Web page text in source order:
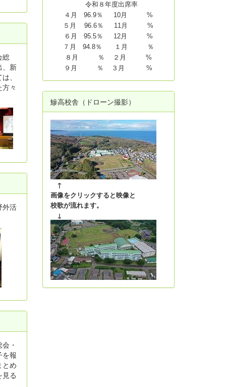
総
、新
、
々
外活
・
を報
とめ
る
令和８年度出席率
４月 96.9％ 10月 %
５月 96.6％ 11月 %
６月 95.5％ 12月 %
７月 94.8％ １月 ％
８月 ％ ２月 %
９月 ％ ３月 %
鰺高校舎（ドローン撮影）
↑
画像をクリックすると映像と
校歌が流れます。
↓